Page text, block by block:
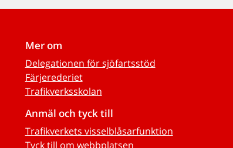
Mer om
Delegationen för sjöfartsstöd
Färjerederiet
Trafikverksskolan
Anmäl och tyck till
Trafikverkets visselblåsarfunktion
Tyck till om webbplatsen